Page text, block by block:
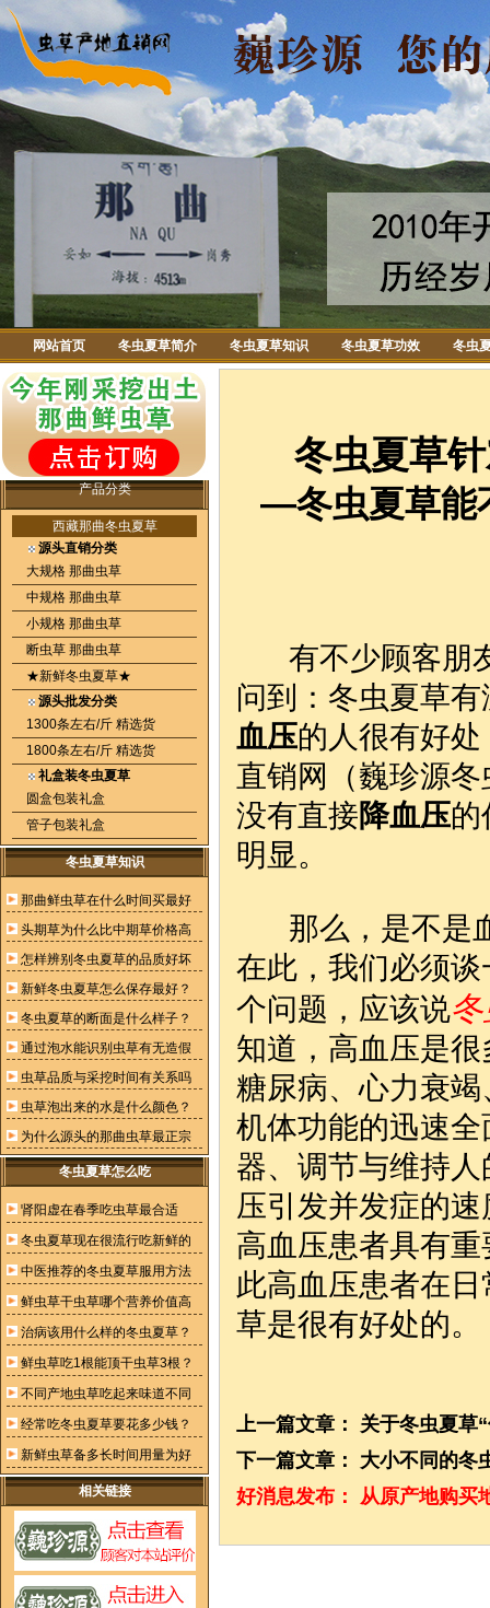
网站首页 冬虫夏草简介 冬虫夏草知识 冬虫夏草功效 冬虫
产品分类
西藏那曲冬虫夏草
源头直销分类
大规格 那曲虫草
中规格 那曲虫草
小规格 那曲虫草
断虫草 那曲虫草
★新鲜冬虫夏草★
源头批发分类
1300条左右/斤 精选货
1800条左右/斤 精选货
礼盒装冬虫夏草
圆盒包装礼盒
管子包装礼盒
冬虫夏草知识
那曲鲜虫草在什么时间买最好
头期草为什么比中期草价格高
怎样辨别冬虫夏草的品质好坏
新鲜冬虫夏草怎么保存最好？
冬虫夏草的断面是什么样子？
通过泡水能识别虫草有无造假
虫草品质与采挖时间有关系吗
虫草泡出来的水是什么颜色？
为什么源头的那曲虫草最正宗
冬虫夏草怎么吃
肾阳虚在春季吃虫草最合适
冬虫夏草现在很流行吃新鲜的
中医推荐的冬虫夏草服用方法
鲜虫草干虫草哪个营养价值高
治病该用什么样的冬虫夏草？
鲜虫草吃1根能顶干虫草3根？
不同产地虫草吃起来味道不同
经常吃冬虫夏草要花多少钱？
新鲜虫草备多长时间用量为好
相关链接
冬虫夏草
—冬虫夏草能
有不少顾客朋友
问到：冬虫夏草
血压的人很有好
直销网（巍珍源
没有直接降血压的
明显。
那么，是不是血
在此，我们必须谈
个问题，应该说
知道，高血压是
糖尿病、心力衰
机体功能的迅速
器、调节与维持
压引发并发症的
高血压患者具有
此高血压患者在
草是很有好处的。
上一篇文章： 关于冬虫夏草
下一篇文章： 大小不同的冬
好消息发布： 从原产地购买